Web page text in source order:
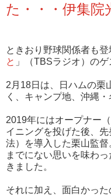
た・・・伊集院
ときおり野球関係者も登
と 」（TBSラジオ）のゲ
2月18日は、日ハムの栗
く、キャンプ地、沖縄
2019年にはオープナー
イニングを投げた後、
法）を導入した栗山監
までにない思いを味わ
きました。
それに加え、面白かっ